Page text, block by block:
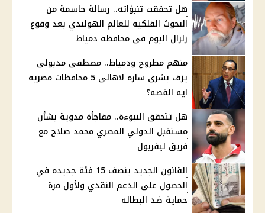
هل تحققت تنبؤاته.. رسالة حاسمة من
البحوث الفلكيه للعالم الهولندي بعد وقوع
زلزال اليوم فى محافظه دمياط
منهم مطروح ودمياط.. مصطفى مدبولى
يزف بشرى ساره لاهالى 5 محافظات مصريه
ايه القصه؟
هل تتحقق النبوءة.. مفاجأة مدوية بشأن
مستقبل الدولي المصري محمد صلاح مع
فريق ليفربول
القانون الجديد ينصف 15 فئة جديده في
الحصول على الدعم النقدي ولأول مرة
حماية ضد البطاله